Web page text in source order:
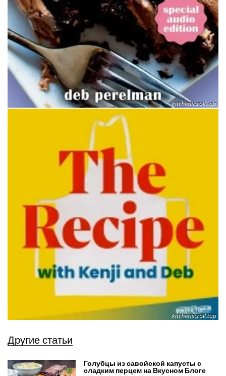
Другие статьи
Голубцы из савойской капусты с
сладким перцем на Вкусном Блоге